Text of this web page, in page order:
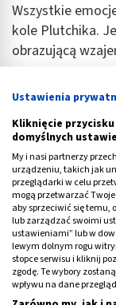
Wszystkie
kole Plutchika.
obrazującą
ułożenie
się ze sobą w
sąsiadują.
Odczucia dalsze
zdecydowanie
drugo- lub
Przykładowo
relacje, jak:
Ustawienia
Kliknięcie
domyślnych
My i nasi partnerzy
urządzeniu, takich jak
przeglądarki w celu
mogą przetwarzać
aby sprzeciwić się temu,
lub zarządzać swoimi
ustawieniami” lub w
lewym dolnym rogu
stopce serwisu i kliknij
zgodę. Te wybory
wpływu na dane